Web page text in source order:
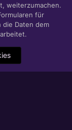
weiterzumachen.
für
die Daten dem